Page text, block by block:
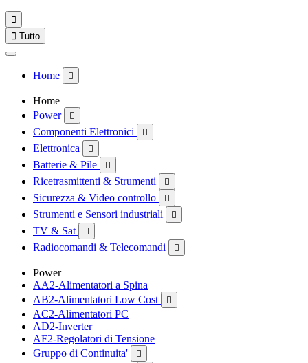

 Tutto
Home 
Home
Power

Componenti Elettronici 
Elettronica 
Batterie & Pile 
Ricetrasmittenti & Strumenti 
Sicurezza & Video controllo 
Strumenti e Sensori industriali 
TV & Sat 
Radiocomandi & Telecomandi 
Power
AA2-Alimentatori a Spina
AB2-Alimentatori Low Cost

AC2-Alimentatori PC
AD2-Inverter
AF2-Regolatori di Tensione
Gruppo di Continuita'
